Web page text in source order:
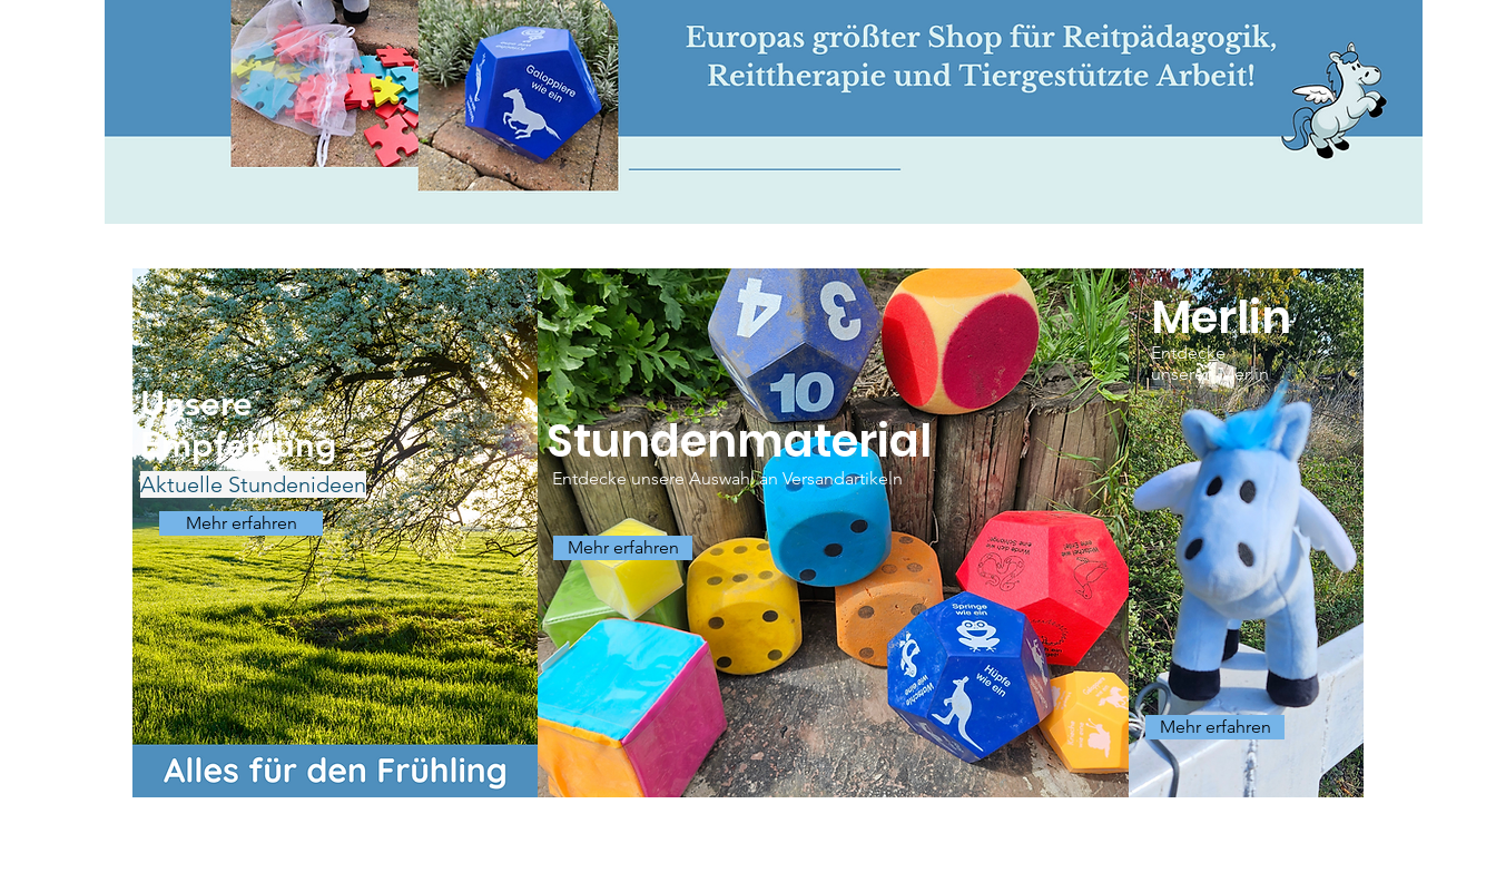
Unsere
Empfehlung
Mehr erfahren
Aktuelle Stundenideen
Stundenmaterial
Entdecke unsere Auswahl an Versandartikeln
Mehr erfahren
Merlin
Entdecke
unseren Merlin
Mehr erfahren